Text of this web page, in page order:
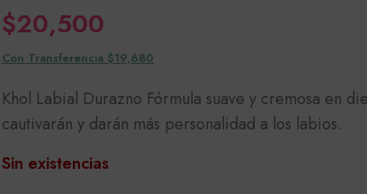
$20,500
Con Transferencia $19,680
Khol Labial Durazno Fórmula suave y cremosa en
cautivarán y darán más personalidad a los labios.
Sin existencias